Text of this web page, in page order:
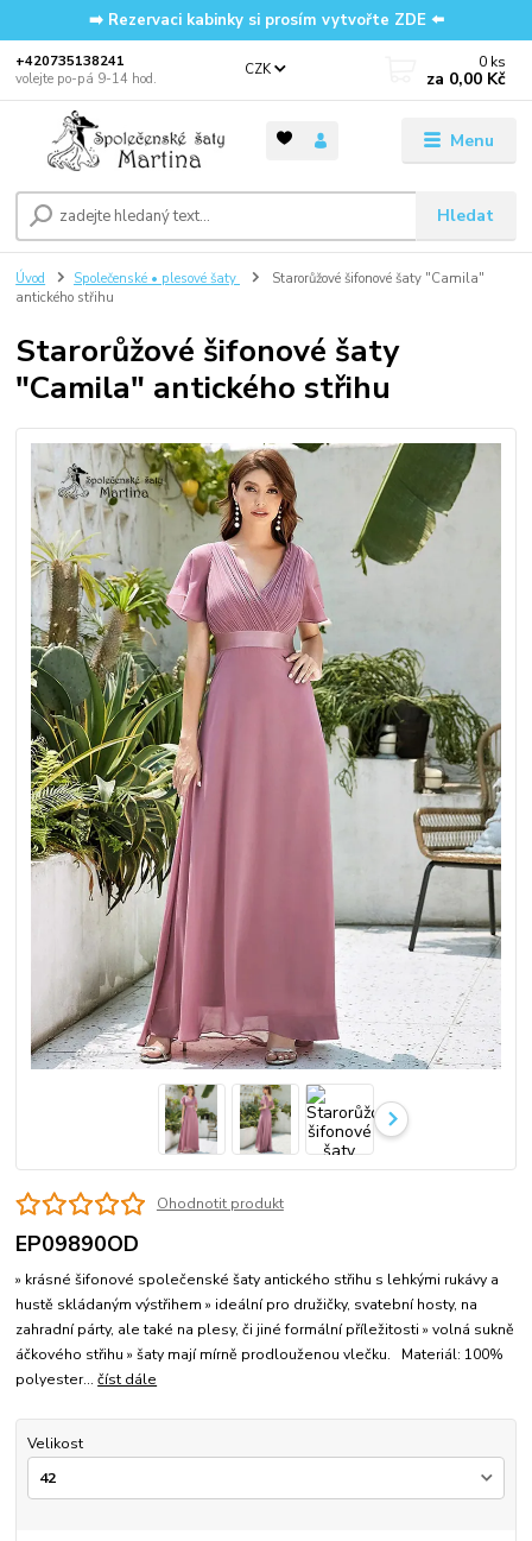
➡️ Rezervaci kabinky si prosím vytvořte ZDE ⬅️
Menu
CZK
Hledat
‭+420735138241
volejte po-pá 9-14 hod.
0 ks
za 0,00 Kč
Úvod Společenské • plesové šaty
Starorůžové šifonové šaty "Camila"
antického střihu
Starorůžové šifonové šaty
"Camila" antického střihu
Ohodnotit produkt
EP09890OD
» krásné šifonové společenské šaty antického střihu s lehkými rukávy a
hustě skládaným výstřihem » ideální pro družičky, svatební hosty, na
zahradní párty, ale také na plesy, či jiné formální příležitosti » volná sukně
áčkového střihu » šaty mají mírně prodlouženou vlečku. Materiál: 100%
polyester...číst dále
Velikost